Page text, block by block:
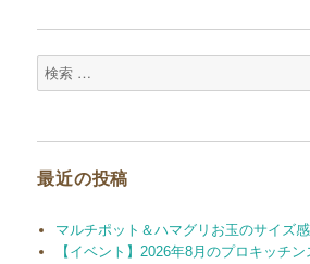
検
最近の投稿
マルチポット＆ハマグリお玉のサイズ感
【イベント】2026年8月のプロキッチ